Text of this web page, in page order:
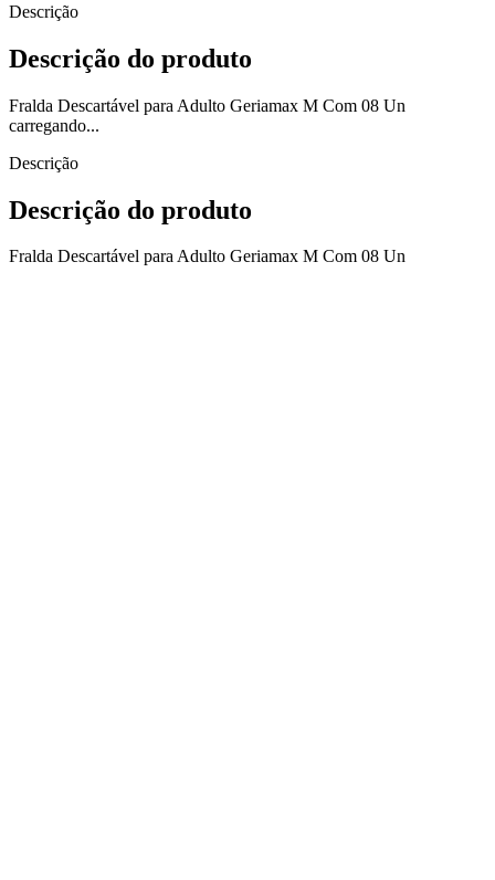
Descrição
Descrição do produto
Fralda Descartável para Adulto Geriamax M Com 08 Un
carregando...
Descrição
Descrição do produto
Fralda Descartável para Adulto Geriamax M Com 08 Un